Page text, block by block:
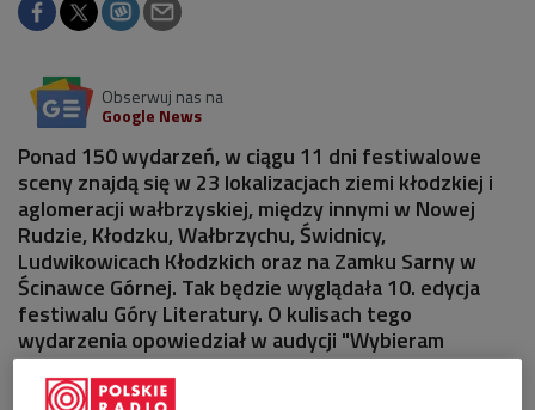
Obserwuj nas na
Google News
Ponad 150 wydarzeń, w ciągu 11 dni festiwalowe
sceny znajdą się w 23 lokalizacjach ziemi kłodzkiej i
aglomeracji wałbrzyskiej, między innymi w Nowej
Rudzie, Kłodzku, Wałbrzychu, Świdnicy,
Ludwikowicach Kłodzkich oraz na Zamku Sarny w
Ścinawce Górnej. Tak będzie wyglądała 10. edycja
festiwalu Góry Literatury. O kulisach tego
wydarzenia opowiedział w audycji "Wybieram
Dwójkę" Ireneusz Grin, dyrektor programowy
imprezy.